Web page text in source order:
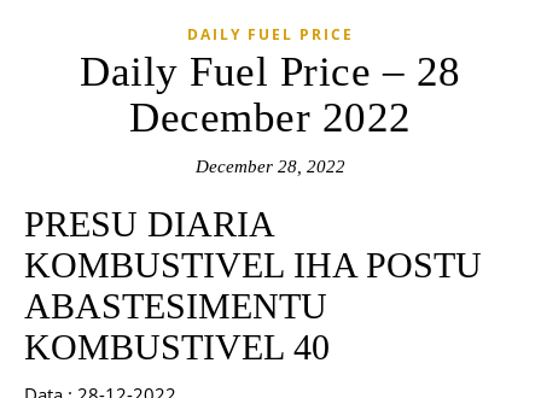
DAILY FUEL PRICE
Daily Fuel Price – 28
December 2022
December 28, 2022
PRESU DIARIA
KOMBUSTIVEL IHA POSTU
ABASTESIMENTU
KOMBUSTIVEL 40